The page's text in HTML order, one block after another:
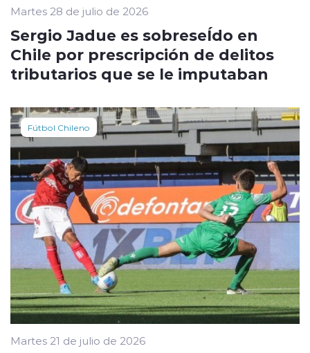
Martes 28 de julio de 2026
Sergio Jadue es sobreseÍdo en
Chile por prescripción de delitos
tributarios que se le imputaban
Fútbol Chileno
Martes 21 de julio de 2026